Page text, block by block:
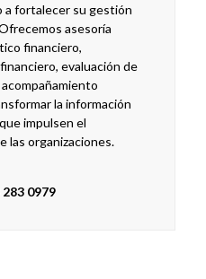
a fortalecer su gestión
asesoría
financiero,
evaluación de
la información
impulsen el
las organizaciones.
0979